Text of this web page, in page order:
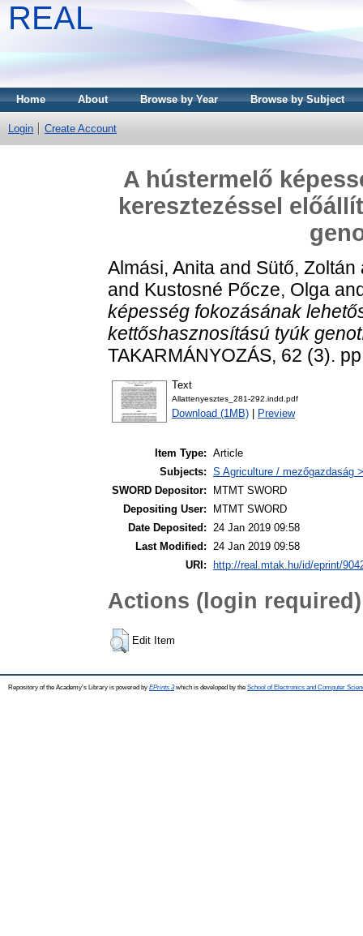
REAL
Home About Browse by Year Browse by Subject
Login Create Account
A hústermelő
keresztezéssel
Almási, Anita and Sütő, Zoltán
and Kustosné Pőcze, Olga
képesség fokozásának
kettőshasznosítású tyúk
TAKARMÁNYOZÁS, 62 (3).
Text
Allattenyesztes_281-292.indd.pdf
Download (1MB) Preview
Item Type: Article
Subjects: S Agriculture / mezőgazdaság
SWORD Depositor:
MTMT SWORD
Depositing User:
MTMT SWORD
Date Deposited: 24 Jan 2019 09:58
Last Modified: 24 Jan 2019 09:58
URI:
http://real.mtak.hu/id/eprint/
Actions (login required)
Edit Item
Repository of the Academy's Library is powered by EPrints 3which is developed by the School of Electronics and Computer